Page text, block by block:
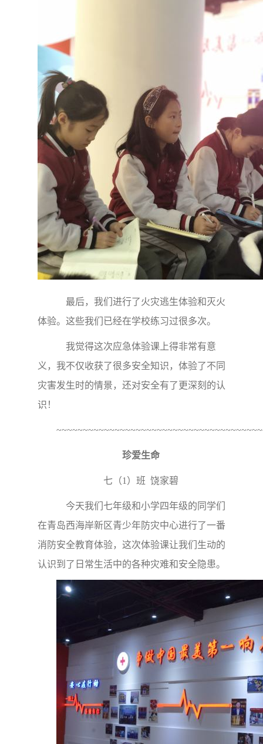
最后，我们进行了火灾逃生体验和灭火
体验。这些我们已经在学校练习过很多次。
我觉得这次应急体验课上得非常有意
义，我不仅收获了很多安全知识，体验了不同
灾害发生时的情景，还对安全有了更深刻的认
识！
珍爱生命
七（1）班 饶家碧
今天我们七年级和小学四年级的同学们
在青岛西海岸新区青少年防灾中心进行了一番
消防安全教育体验，这次体验课让我们生动的
认识到了日常生活中的各种灾难和安全隐患。